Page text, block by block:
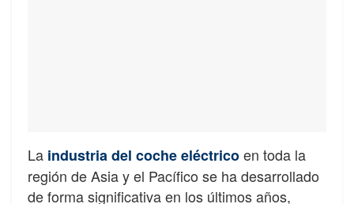
La industria del coche eléctricoen toda la
región de Asia y el Pacífico se ha desarrollado
de forma significativa en los últimos años,